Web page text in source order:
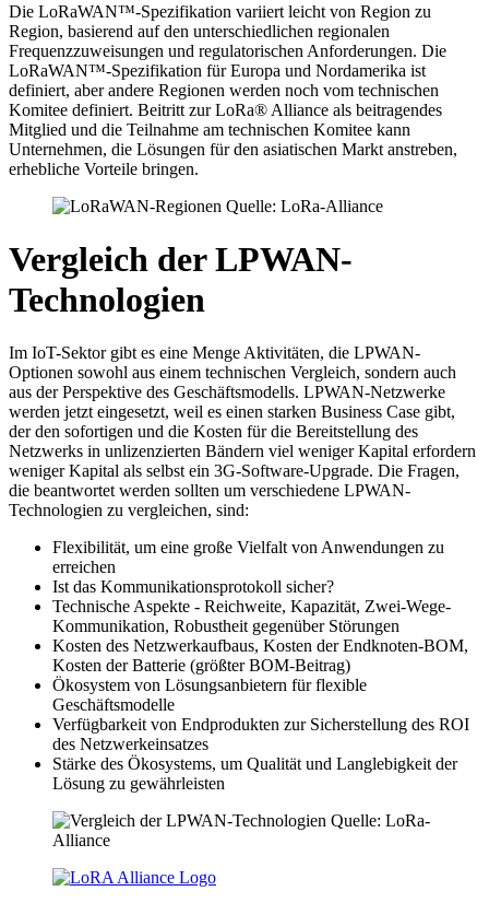
Die LoRaWAN™-Spezifikation variiert leicht von Region zu
Region, basierend auf den unterschiedlichen regionalen
Frequenzzuweisungen und regulatorischen Anforderungen. Die
LoRaWAN™-Spezifikation für Europa und Nordamerika ist
definiert, aber andere Regionen werden noch vom technischen
Komitee definiert. Beitritt zur LoRa® Alliance als beitragendes
Mitglied und die Teilnahme am technischen Komitee kann
Unternehmen, die Lösungen für den asiatischen Markt anstreben,
erhebliche Vorteile bringen.
Vergleich der LPWAN-
Technologien
Im IoT-Sektor gibt es eine Menge Aktivitäten, die LPWAN-
Optionen sowohl aus einem technischen Vergleich, sondern auch
aus der Perspektive des Geschäftsmodells. LPWAN-Netzwerke
werden jetzt eingesetzt, weil es einen starken Business Case gibt,
der den sofortigen und die Kosten für die Bereitstellung des
Netzwerks in unlizenzierten Bändern viel weniger Kapital erfordern
weniger Kapital als selbst ein 3G-Software-Upgrade. Die Fragen,
die beantwortet werden sollten um verschiedene LPWAN-
Technologien zu vergleichen, sind:
Flexibilität, um eine große Vielfalt von Anwendungen zu
erreichen
Ist das Kommunikationsprotokoll sicher?
Technische Aspekte - Reichweite, Kapazität, Zwei-Wege-
Kommunikation, Robustheit gegenüber Störungen
Kosten des Netzwerkaufbaus, Kosten der Endknoten-BOM,
Kosten der Batterie (größter BOM-Beitrag)
Ökosystem von Lösungsanbietern für flexible
Geschäftsmodelle
Verfügbarkeit von Endprodukten zur Sicherstellung des ROI
des Netzwerkeinsatzes
Stärke des Ökosystems, um Qualität und Langlebigkeit der
Lösung zu gewährleisten